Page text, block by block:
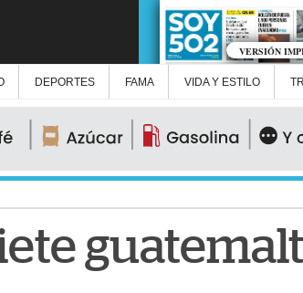
VERSIÓN
DEPORTES FAMA VIDA Y ESTILO